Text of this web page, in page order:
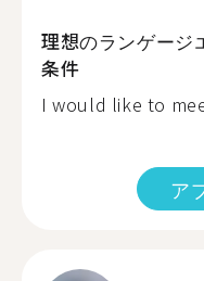
理想のランゲージ
条件
I would like to
ア